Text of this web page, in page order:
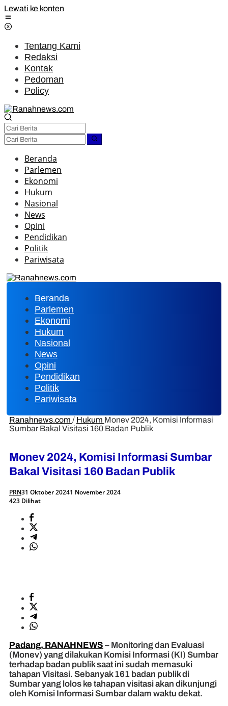
Lewati ke konten
Tentang Kami
Redaksi
Kontak
Pedoman
Policy
Beranda
Parlemen
Ekonomi
Hukum
Nasional
News
Opini
Pendidikan
Politik
Pariwisata
Beranda
Parlemen
Ekonomi
Hukum
Nasional
News
Opini
Pendidikan
Politik
Pariwisata
Ranahnews.com / Hukum Monev 2024, Komisi Informasi
Sumbar Bakal Visitasi 160 Badan Publik
Monev 2024, Komisi Informasi Sumbar
Bakal Visitasi 160 Badan Publik
PRN31 Oktober 20241 November 2024
423 Dilihat
Padang, RANAHNEWS – Monitoring dan Evaluasi
(Monev) yang dilakukan Komisi Informasi (KI) Sumbar
terhadap badan publik saat ini sudah memasuki
tahapan Visitasi. Sebanyak 161 badan publik di
Sumbar yang lolos ke tahapan visitasi akan dikunjungi
oleh Komisi Informasi Sumbar dalam waktu dekat.